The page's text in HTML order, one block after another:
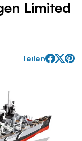
Limited
Teilen